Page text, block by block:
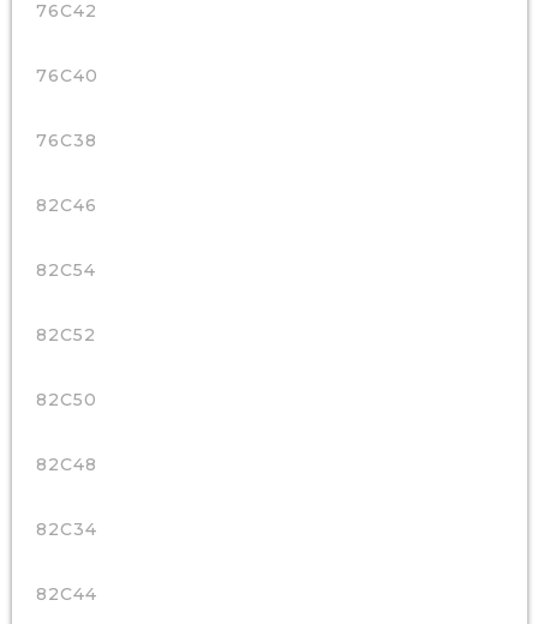
76C42
76C40
76C38
82C46
82C54
82C52
82C50
82C48
82C34
82C44